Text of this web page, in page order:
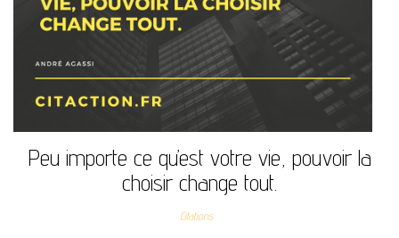
Peu importe ce qu’est votre vie, pouvoir la
choisir change tout.
Citations